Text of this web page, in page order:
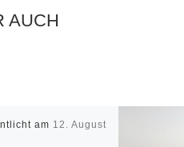
AUCH
am 12. August